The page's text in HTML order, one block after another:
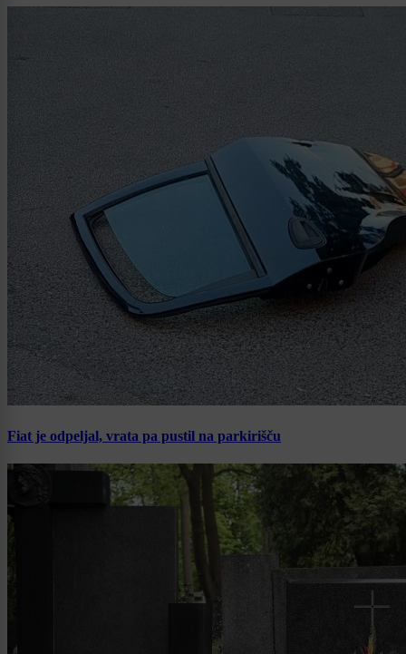
Fiat je odpeljal, vrata pa pustil na parkirišču